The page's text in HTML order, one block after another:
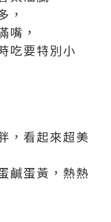
，
嘴，
吃要特別小
，看起來超美
鹹蛋黃，熱熱